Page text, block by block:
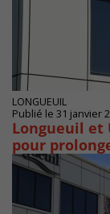
LONGUEUIL
Publié le 31 janvier
Longueuil et
pour